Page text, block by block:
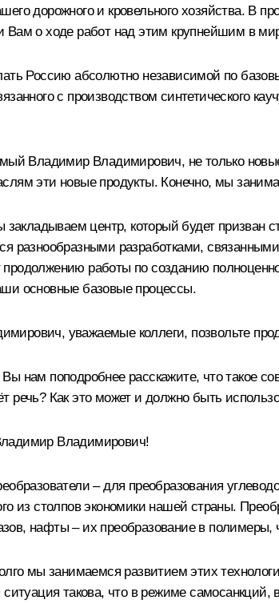
дорожного и кровельного хозяйства. В
Вам о ходе работ над этим крупнейшим в
Россию абсолютно независимой по
с производством синтетического
Владимир Владимирович, не только
эти новые продукты. Конечно, мы
закладываем центр, который будет
разнообразными разработками,
работы по созданию
основные базовые процессы.
уважаемые коллеги, позвольте
нам поподробнее расскажите, что такое
речь? Как это может и должно быть
Владимирович!
– для преобразования
из столпов экономики нашей страны.
нафты – их преобразование в
мы занимаемся развитием этих
такова, что в режиме самосанкций,